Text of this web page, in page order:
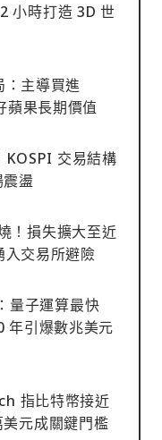
小時打造 3D 世
：主導買進
果長期價值
KOSPI 交易結構
盪
！損失擴大至近
入交易所避險
量子運算最快
年引爆數兆美元
指比特幣接近
元成關鍵門檻